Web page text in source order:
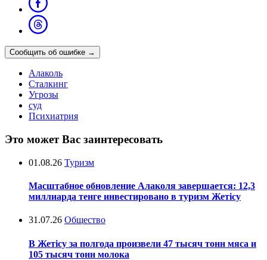
Сообщить об ошибке →
Алаколь
Сталкинг
Угрозы
суд
Психиатрия
Это может Вас заинтересовать
01.08.26 Туризм
Масштабное обновление Алаколя завершается: 12,3
миллиарда тенге инвестировано в туризм Жетісу
31.07.26 Общество
В Жетісу за полгода произвели 47 тысяч тонн мяса и
105 тысяч тонн молока